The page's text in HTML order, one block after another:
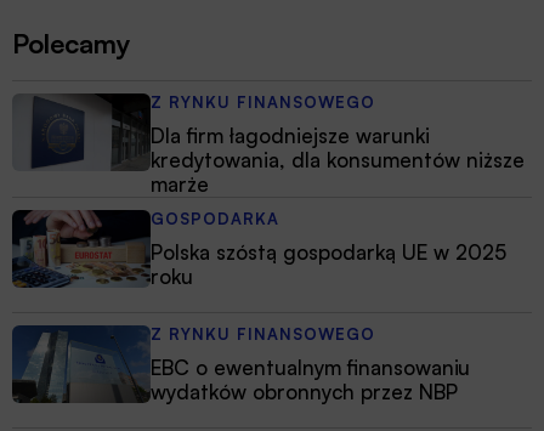
biometryczne będą w stanie zapewnić bezpieczeństwo
działań w systemie bankowym?
Polecamy
Z RYNKU FINANSOWEGO
Dla firm łagodniejsze warunki
kredytowania, dla konsumentów niższe
marże
GOSPODARKA
Polska szóstą gospodarką UE w 2025
roku
Z RYNKU FINANSOWEGO
EBC o ewentualnym finansowaniu
wydatków obronnych przez NBP